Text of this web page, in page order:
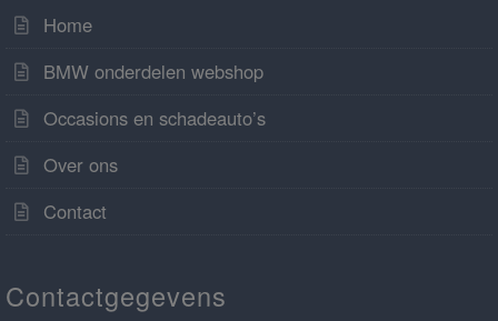
Home
BMW onderdelen webshop
Occasions en schadeauto’s
Over ons
Contact
Contactgegevens